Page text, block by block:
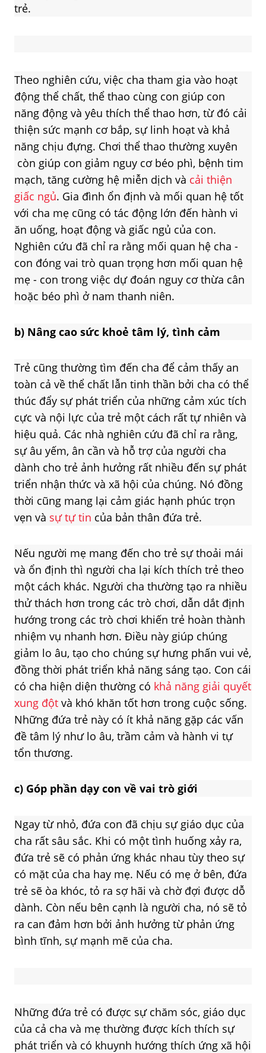
trẻ.
Theo nghiên cứu, việc cha tham gia vào hoạt
động thể chất, thể thao cùng con giúp con
năng động và yêu thích thể thao hơn, từ đó cải
thiện sức mạnh cơ bắp, sự linh hoạt và khả
năng chịu đựng. Chơi thể thao thường xuyên
còn giúp con giảm nguy cơ béo phì, bệnh tim
mạch, tăng cường hệ miễn dịch và cải thiện
giấc ngủ. Gia đình ổn định và mối quan hệ tốt
với cha mẹ cũng có tác động lớn đến hành vi
ăn uống, hoạt động và giấc ngủ của con.
Nghiên cứu đã chỉ ra rằng mối quan hệ cha -
con đóng vai trò quan trọng hơn mối quan hệ
mẹ - con trong việc dự đoán nguy cơ thừa cân
hoặc béo phì ở nam thanh niên.
b) Nâng cao sức khoẻ tâm lý, tình cảm
Trẻ cũng thường tìm đến cha để cảm thấy an
toàn cả về thể chất lẫn tinh thần bởi cha có thể
thúc đẩy sự phát triển của những cảm xúc tích
cực và nội lực của trẻ một cách rất tự nhiên và
hiệu quả. Các nhà nghiên cứu đã chỉ ra rằng,
sự âu yếm, ân cần và hỗ trợ của người cha
dành cho trẻ ảnh hưởng rất nhiều đến sự phát
triển nhận thức và xã hội của chúng. Nó đồng
thời cũng mang lại cảm giác hạnh phúc trọn
vẹn và sự tự tin của bản thân đứa trẻ.
Nếu người mẹ mang đến cho trẻ sự thoải mái
và ổn định thì người cha lại kích thích trẻ theo
một cách khác. Người cha thường tạo ra nhiều
thử thách hơn trong các trò chơi, dẫn dắt định
hướng trong các trò chơi khiến trẻ hoàn thành
nhiệm vụ nhanh hơn. Điều này giúp chúng
giảm lo âu, tạo cho chúng sự hưng phấn vui vẻ,
đồng thời phát triển khả năng sáng tạo. Con cái
có cha hiện diện thường có khả năng giải quyết
xung đột và khó khăn tốt hơn trong cuộc sống.
Những đứa trẻ này có ít khả năng gặp các vấn
đề tâm lý như lo âu, trầm cảm và hành vi tự
tổn thương.
c) Góp phần dạy con về vai trò giới
Ngay từ nhỏ, đứa con đã chịu sự giáo dục của
cha rất sâu sắc. Khi có một tình huống xảy ra,
đứa trẻ sẽ có phản ứng khác nhau tùy theo sự
có mặt của cha hay mẹ. Nếu có mẹ ở bên, đứa
trẻ sẽ òa khóc, tỏ ra sợ hãi và chờ đợi được dỗ
dành. Còn nếu bên cạnh là người cha, nó sẽ tỏ
ra can đảm hơn bởi ảnh hưởng từ phản ứng
bình tĩnh, sự mạnh mẽ của cha.
Những đứa trẻ có được sự chăm sóc, giáo dục
của cả cha và mẹ thường được kích thích sự
phát triển và có khuynh hướng thích ứng xã hội